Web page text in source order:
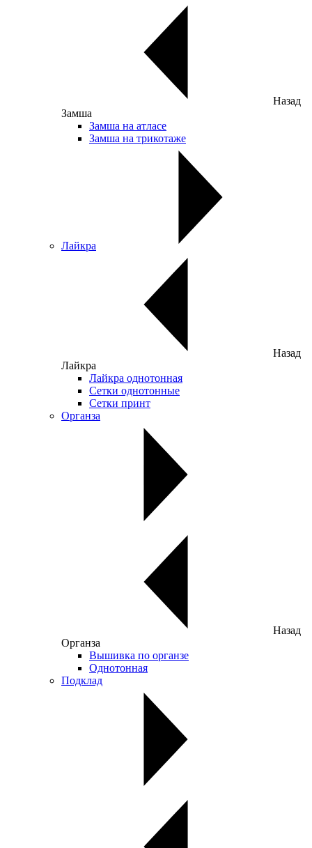
Назад
Замша
Замша на атласе
Замша на трикотаже
Лайкра
Назад
Лайкра
Лайкра однотонная
Сетки однотонные
Сетки принт
Органза
Назад
Органза
Вышивка по органзе
Однотонная
Подклад